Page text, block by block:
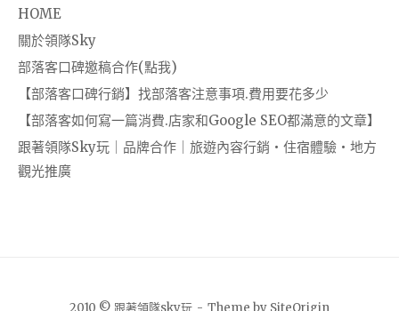
HOME
關於領隊Sky
部落客口碑邀稿合作(點我)
【部落客口碑行銷】找部落客注意事項.費用要花多少
【部落客如何寫一篇消費.店家和Google SEO都滿意的文章】
跟著領隊Sky玩｜品牌合作｜旅遊內容行銷・住宿體驗・地方
觀光推廣